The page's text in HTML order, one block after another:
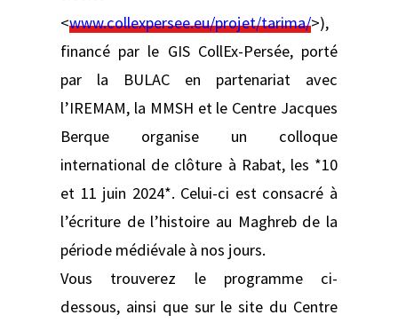
<www.collexpersee.eu/projet/tarima/>),
financé par le GIS CollEx-Persée, porté
par la BULAC en partenariat avec
l’IREMAM, la MMSH et le Centre Jacques
Berque organise un colloque
international de clôture à Rabat, les *10
et 11 juin 2024*. Celui-ci est consacré à
l’écriture de l’histoire au Maghreb de la
période médiévale à nos jours.
Vous trouverez le programme ci-
dessous, ainsi que sur le site du Centre